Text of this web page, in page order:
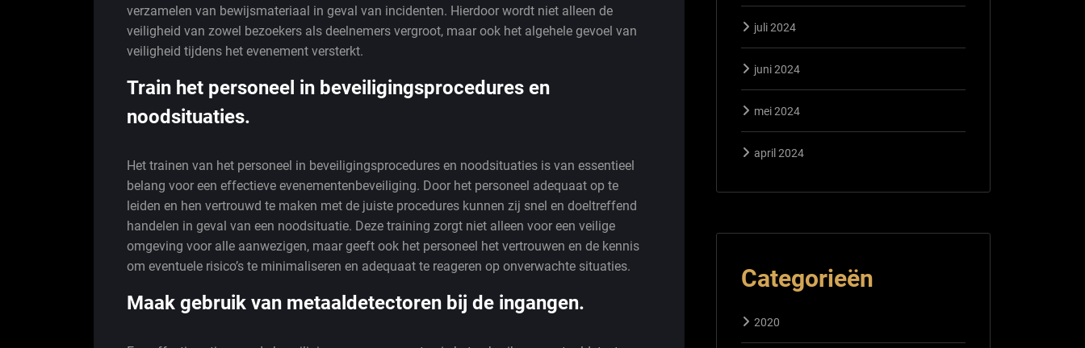
verzamelen van bewijsmateriaal in geval van incidenten. Hierdoor wordt niet alleen de
veiligheid van zowel bezoekers als deelnemers vergroot, maar ook het algehele gevoel van
veiligheid tijdens het evenement versterkt.
Train het personeel in beveiligingsprocedures en
noodsituaties.
Het trainen van het personeel in beveiligingsprocedures en noodsituaties is van essentieel
belang voor een effectieve evenementenbeveiliging. Door het personeel adequaat op te
leiden en hen vertrouwd te maken met de juiste procedures kunnen zij snel en doeltreffend
handelen in geval van een noodsituatie. Deze training zorgt niet alleen voor een veilige
omgeving voor alle aanwezigen, maar geeft ook het personeel het vertrouwen en de kennis
om eventuele risico’s te minimaliseren en adequaat te reageren op onverwachte situaties.
Maak gebruik van metaaldetectoren bij de ingangen.
juli 2024
juni 2024
mei 2024
april 2024
Categorieën
2020